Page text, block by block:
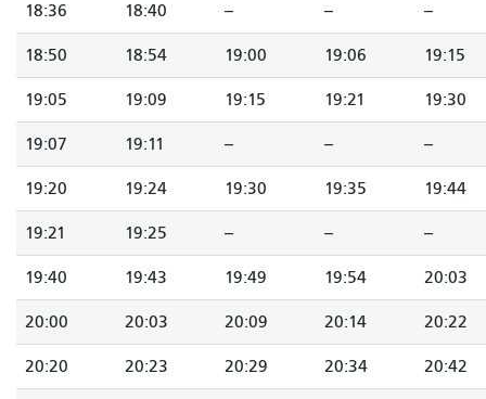
18:36 18:40 -- -- --
18:50 18:54 19:00 19:06 19:15
19:05 19:09 19:15 19:21 19:30
19:07 19:11 -- -- --
19:20 19:24 19:30 19:35 19:44
19:21 19:25 -- -- --
19:40 19:43 19:49 19:54 20:03
20:00 20:03 20:09 20:14 20:22
20:20 20:23 20:29 20:34 20:42